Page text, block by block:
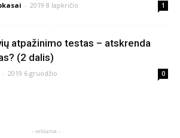
- 2019 8 lapkričio 1
atpažinimo testas – atskrenda
(2 dalis)
- 2019 6 gruodžio 0
- reklama -